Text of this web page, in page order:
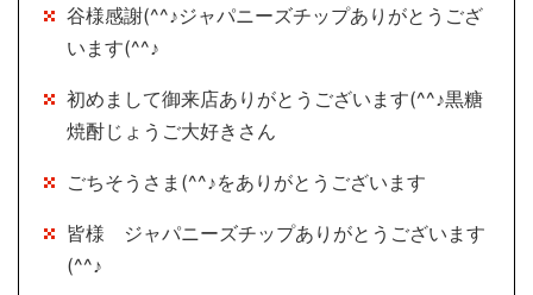
谷様感謝(^^♪ジャパニーズチップありがとうござ
います(^^♪
初めまして御来店ありがとうございます(^^♪黒糖
焼酎じょうご大好きさん
ごちそうさま(^^♪をありがとうございます
皆様 ジャパニーズチップありがとうございます
(^^♪